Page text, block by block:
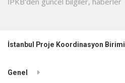
İstanbul Proje Koordinasyon Birimi
Genel